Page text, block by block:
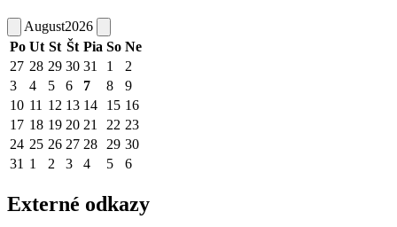
August2026
Po Ut St Št Pia So Ne
27 28 29 30 31 1
2
3
4 5 6 7 8
9
10 11 12 13 14 15 16
17 18 19 20 21 22 23
24 25 26 27 28 29 30
31 1 2 3 4 5 6
Externé odkazy